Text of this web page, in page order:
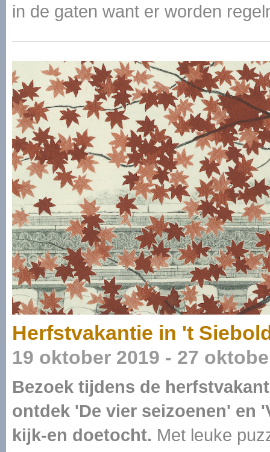
in de gaten want er worden
Herfstvakantie in 't
19 oktober 2019 - 27
Bezoek tijdens de
ontdek 'De vier seizoenen' en
kijk-en doetocht. Met leuke